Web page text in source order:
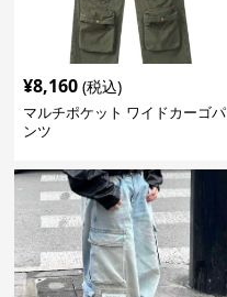
¥8,160 (税込)
マルチポケット ワイドカーゴパ
ンツ